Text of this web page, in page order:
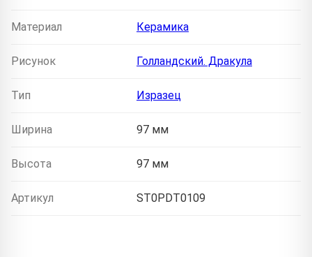
Материал Керамика
Рисунок Голландский. Дракула
Тип Изразец
Ширина 97 мм
Высота 97 мм
Артикул ST0PDT0109